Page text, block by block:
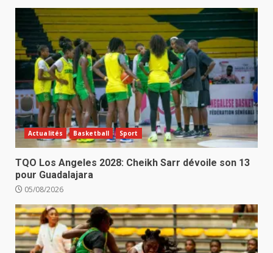
Actualités Basketball Sport
TQO Los Angeles 2028: Cheikh Sarr dévoile son 13
pour Guadalajara
05/08/2026